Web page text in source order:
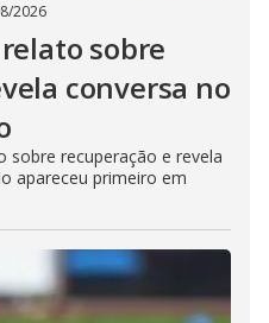
2026
sobre
conversa no
recuperação e revela
apareceu primeiro em